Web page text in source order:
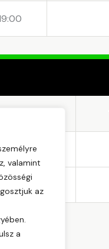
valamint
az
a